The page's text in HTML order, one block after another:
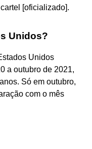
[oficializado].
Unidos?
Unidos
a outubro de 2021,
Só em outubro,
com o mês